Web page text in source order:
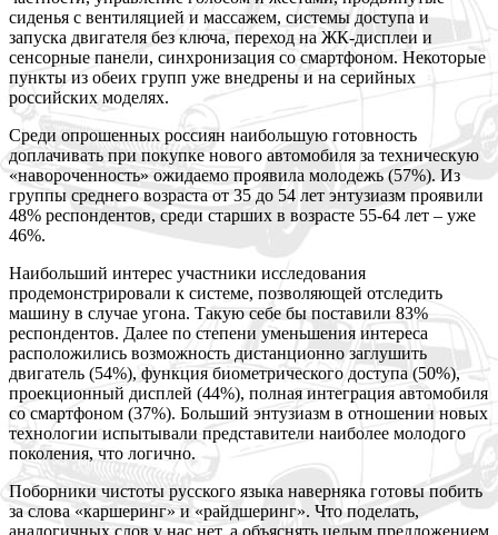
сиденья с вентиляцией и массажем, системы доступа и
запуска двигателя без ключа, переход на ЖК-дисплеи и
сенсорные панели, синхронизация со смартфоном. Некоторые
пункты из обеих групп уже внедрены и на серийных
российских моделях.
Среди опрошенных россиян наибольшую готовность
доплачивать при покупке нового автомобиля за техническую
«навороченность» ожидаемо проявила молодежь (57%). Из
группы среднего возраста от 35 до 54 лет энтузиазм проявили
48% респондентов, среди старших в возрасте 55-64 лет – уже
46%.
Наибольший интерес участники исследования
продемонстрировали к системе, позволяющей отследить
машину в случае угона. Такую себе бы поставили 83%
респондентов. Далее по степени уменьшения интереса
расположились возможность дистанционно заглушить
двигатель (54%), функция биометрического доступа (50%),
проекционный дисплей (44%), полная интеграция автомобиля
со смартфоном (37%). Больший энтузиазм в отношении новых
технологии испытывали представители наиболее молодого
поколения, что логично.
Поборники чистоты русского языка наверняка готовы побить
за слова «каршеринг» и «райдшеринг». Что поделать,
аналогичных слов у нас нет, а объяснять целым предложением